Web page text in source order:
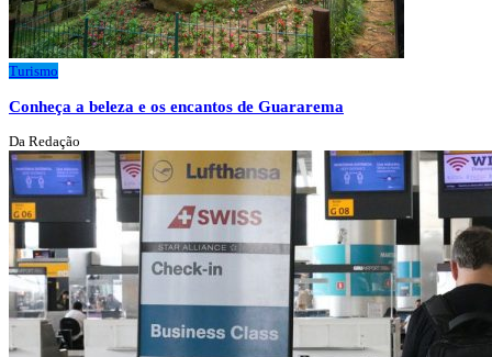
Turismo
Conheça a beleza e os encantos de Guararema
Da Redação